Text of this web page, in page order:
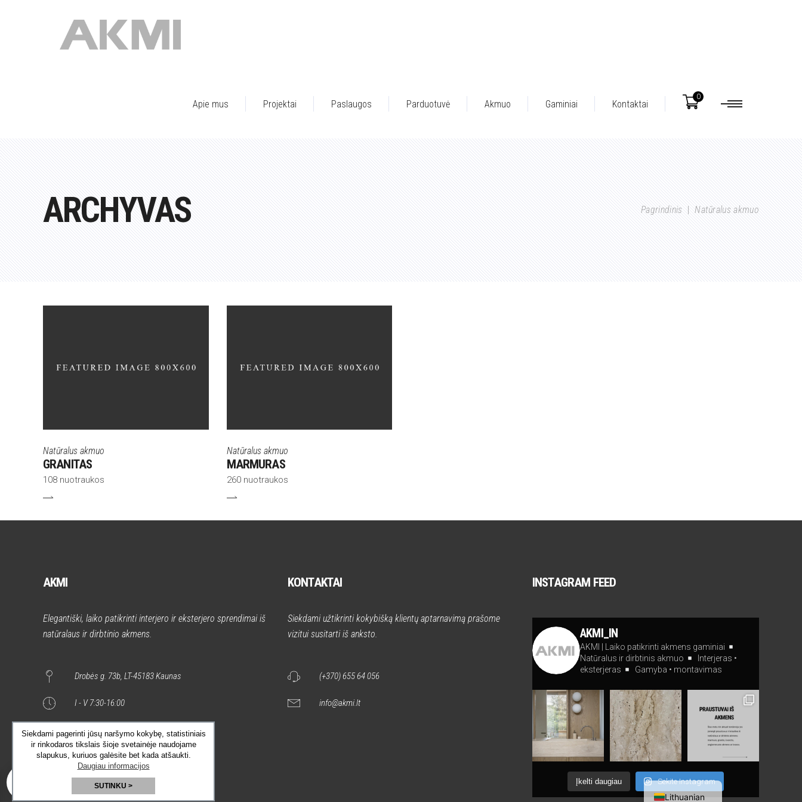
Siekdami pagerinti jūsų naršymo kokybę, statistiniais
ir rinkodaros tikslais šioje svetainėje naudojame
slapukus, kuriuos galėsite bet kada atšaukti.
Daugiau informacijos
SUTINKU >
Apie mus Projektai Paslaugos Parduotuvė Akmuo Gaminiai Kontaktai
0
ARCHYVAS Pagrindinis|Natūralus akmuo
Natūralus akmuo
GRANITAS
108 nuotraukos
Natūralus akmuo
MARMURAS
260 nuotraukos
AKMI
Elegantiški, laiko patikrinti interjero ir eksterjero sprendimai iš
natūralaus ir dirbtinio akmens.
Drobės g. 73b, LT-45183 Kaunas
I - V 7:30-16:00
KONTAKTAI
Siekdami užtikrinti kokybišką klientų aptarnavimą prašome
vizitui susitarti iš anksto.
(+370) 655 64 056
info@akmi.lt
INSTAGRAM FEED
AKMI_IN
AKMI | Laiko patikrinti akmens gaminiai
Natūralus ir dirbtinis akmuo
Interjeras •
eksterjeras
Gamyba • montavimas
Įkelti daugiau Sekite Instagram
Lithuanian
English